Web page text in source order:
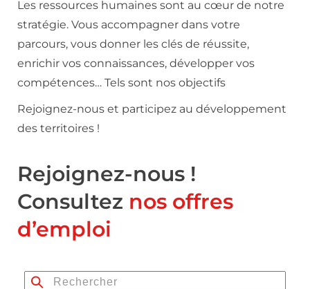
Les ressources humaines sont au cœur de notre
stratégie. Vous accompagner dans votre
parcours, vous donner les clés de réussite,
enrichir vos connaissances, développer vos
compétences… Tels sont nos objectifs
Rejoignez-nous et participez au développement
des territoires !
Rejoignez-nous !
Consultez nos offres
d’emploi